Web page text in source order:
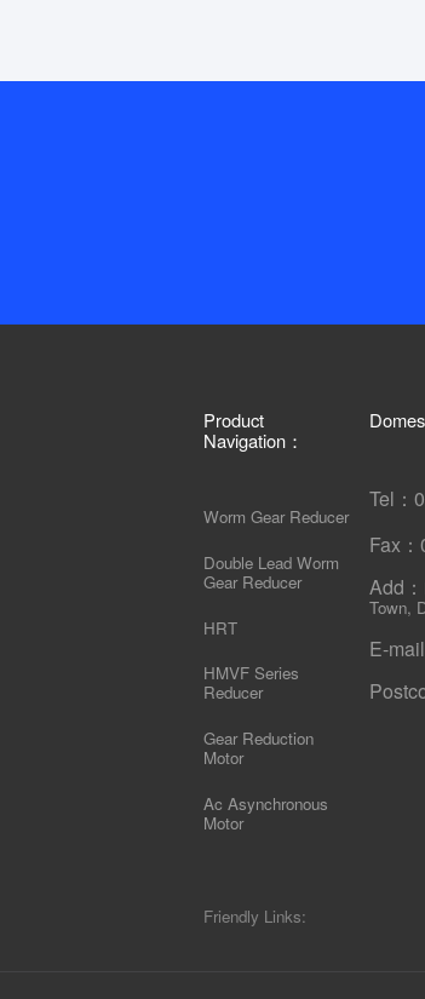
Product
Navigation：
Worm Gear Reducer
Double Lead Worm
Gear Reducer
HRT
HMVF Series
Reducer
Gear Reduction
Motor
Ac Asynchronous
Motor
Tel
Fax
Add：
Town,
E-
Friendly Links: